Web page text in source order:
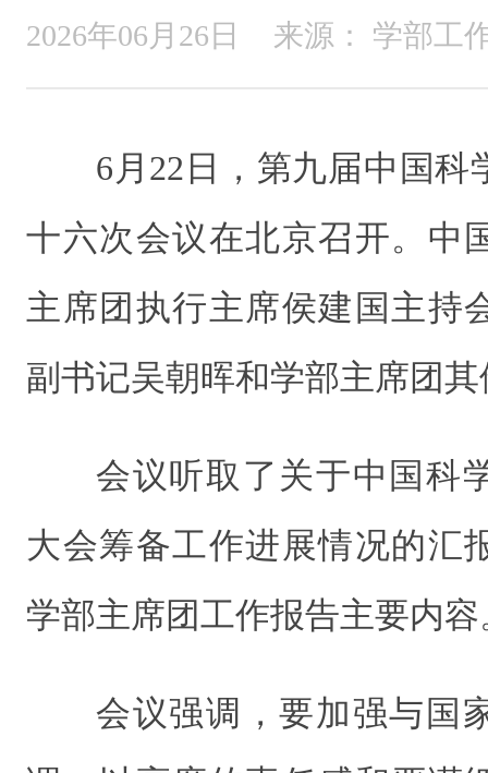
2026年06月26日 来源： 学部工
6月22日，第九届中国科
十六次会议在北京召开。中
主席团执行主席侯建国主持
副书记吴朝晖和学部主席团
会议听取了关于中国科
大会筹备工作进展情况的汇
学部主席团工作报告主要内容
会议强调，要加强与国